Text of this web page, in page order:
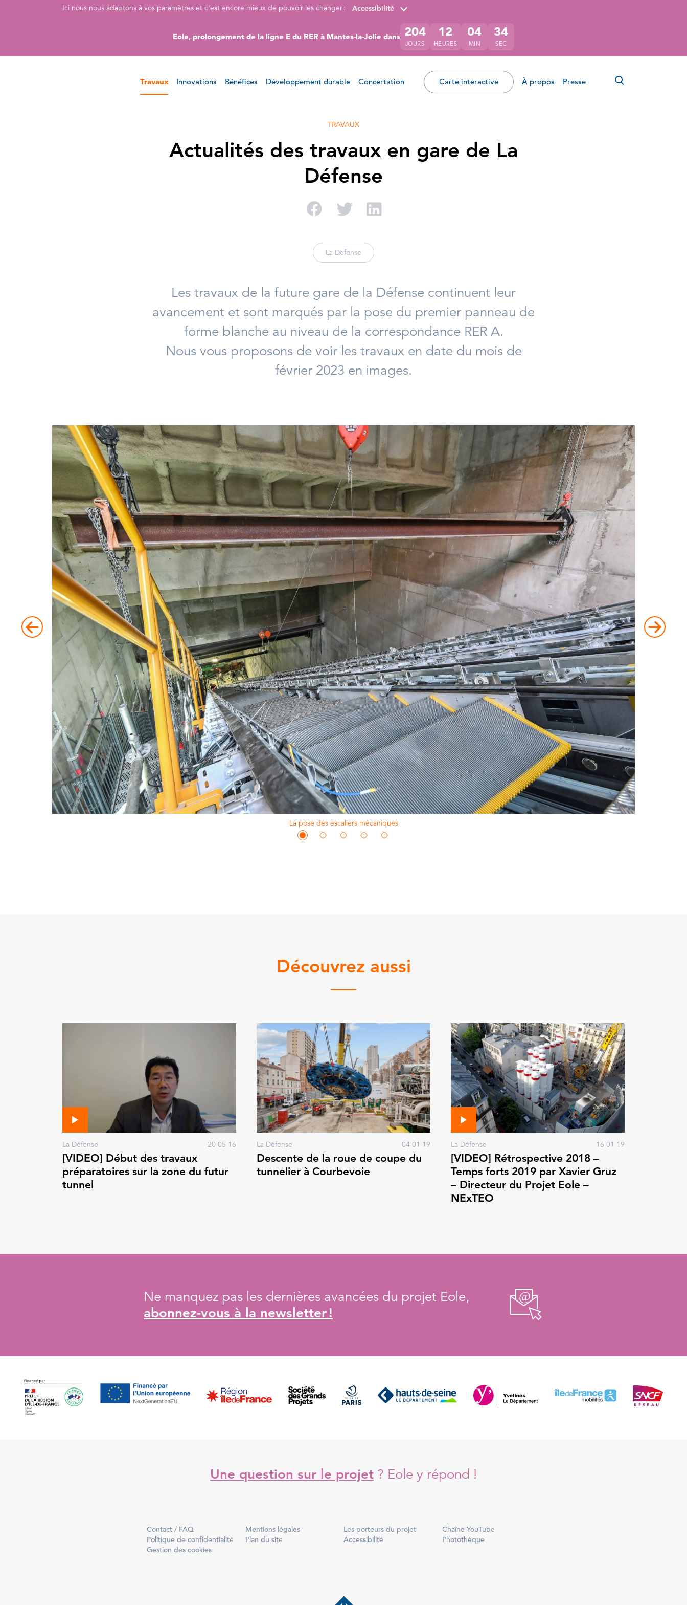
Accéder directement au contenu de la page
Accéder à la navigation principale
Accéder à la rechercheIci nous nous adaptons à vos paramètres et c'est encore mieux de pouvoir les changer : Accessibilité
Eole, prolongement de la ligne E du RER à Mantes-la-Jolie dans 204
JOURS
12
HEURES
04
MIN
33
SEC
Travaux Innovations Bénéfices Développement durable Concertation Carte interactive À propos Presse
TRAVAUX
Actualités des travaux en gare de La
Défense
Partager sur Facebook
Partager sur Twitter
La Défense
Les travaux de la future gare de la Défense continuent leur
avancement et sont marqués par la pose du premier panneau de
forme blanche au niveau de la correspondance RER A.
Nous vous proposons de voir les travaux en date du mois de
février 2023 en images.
La pose des escaliers mécaniques
Découvrez aussi
La Défense 20 05 16
[VIDEO] Début des travaux
préparatoires sur la zone du futur
tunnel
La Défense 04 01 19
Descente de la roue de coupe du
tunnelier à Courbevoie
La Défense 16 01 19
[VIDEO] Rétrospective 2018 –
Temps forts 2019 par Xavier Gruz
– Directeur du Projet Eole –
NExTEO
Ne manquez pas les dernières avancées du projet Eole,
abonnez-vous à la newsletter !
Une question sur le projet ? Eole y répond !
Contact / FAQ Mentions légales Les porteurs du projet
Chaîne YouTube
Politique de confidentialité
Plan du site Accessibilité
Photothèque
Gestion des cookies